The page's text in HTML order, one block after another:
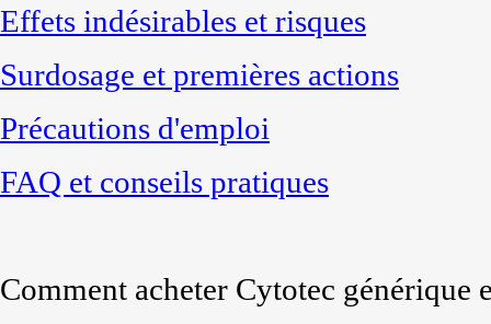
Effets indésirables et risques
Surdosage et premières actions
Précautions d'emploi
FAQ et conseils pratiques
Comment acheter Cytotec générique